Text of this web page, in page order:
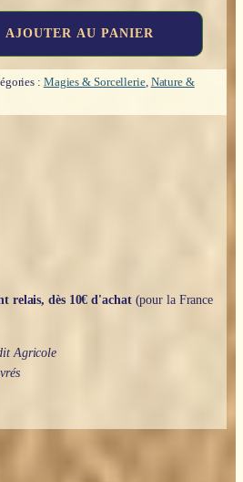
AJOUTER AU PANIER
: Magies & Sorcellerie, Nature &
relais, dès 10€ d'achat(pour la France
Agricole